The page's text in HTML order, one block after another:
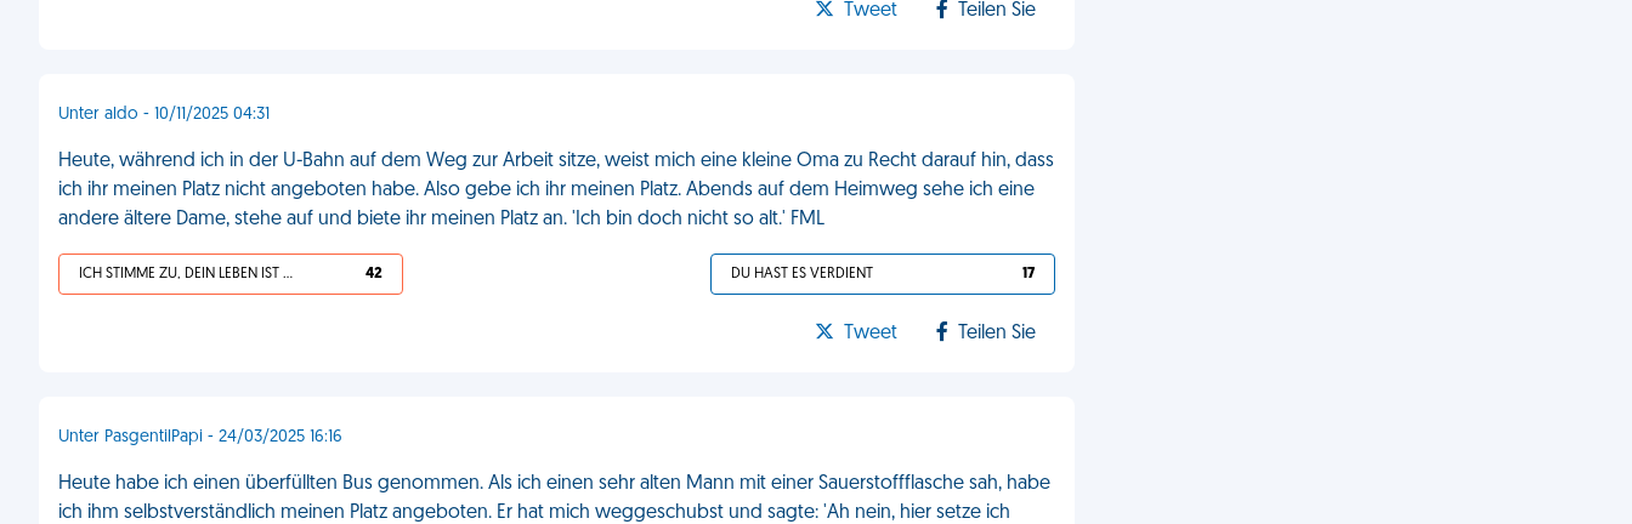
Tweet Teilen Sie
Unter aldo - 10/11/2025 04:31
Heute, während ich in der U-Bahn auf dem Weg zur Arbeit sitze, weist mich eine kleine Oma zu Recht darauf hin, dass
ich ihr meinen Platz nicht angeboten habe. Also gebe ich ihr meinen Platz. Abends auf dem Heimweg sehe ich eine
andere ältere Dame, stehe auf und biete ihr meinen Platz an. 'Ich bin doch nicht so alt.' FML
ICH STIMME ZU, DEIN LEBEN IST SCHEISSE 42 DU HAST ES VERDIENT 17
Tweet Teilen Sie
Unter PasgentilPapi - 24/03/2025 16:16
Heute habe ich einen überfüllten Bus genommen. Als ich einen sehr alten Mann mit einer Sauerstoffflasche sah, habe
ich ihm selbstverständlich meinen Platz angeboten. Er hat mich weggeschubst und sagte: 'Ah nein, hier setze ich